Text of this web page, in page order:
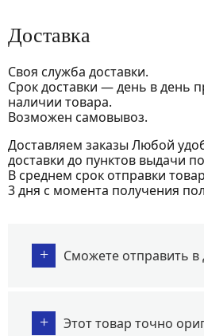
Доставка
Своя служба доставки.
Срок доставки — день в день
наличии товара.
Возможен самовывоз.
Доставляем заказы Любой
доставки до пунктов выдачи
В среднем срок отправки
3 дня с момента получения
+ Сможете отправить в
+ Этот товар точно